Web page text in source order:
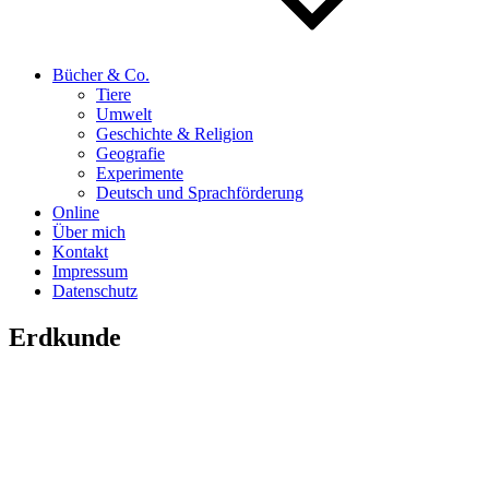
Bücher & Co.
Tiere
Umwelt
Geschichte & Religion
Geografie
Experimente
Deutsch und Sprachförderung
Online
Über mich
Kontakt
Impressum
Datenschutz
Erdkunde